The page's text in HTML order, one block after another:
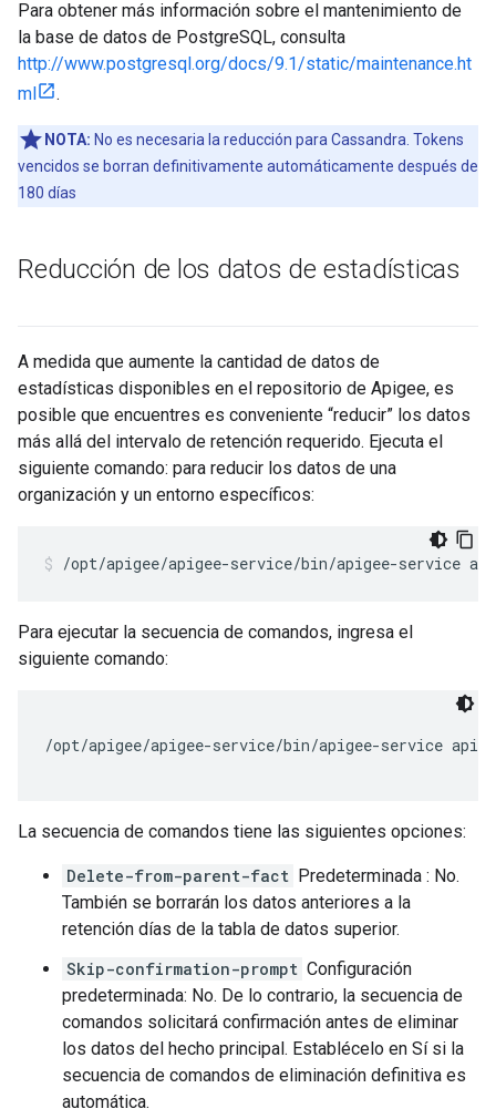
Para obtener más información sobre el mantenimiento de
la base de datos de PostgreSQL, consulta
http://www.postgresql.org/docs/9.1/static/maintenance.ht
ml
.
NOTA: No es necesaria la reducción para Cassandra. Tokens
vencidos se borran definitivamente automáticamente después de
180 días
Reducción de los datos de estadísticas
A medida que aumente la cantidad de datos de
estadísticas disponibles en el repositorio de Apigee, es
posible que encuentres es conveniente “reducir” los datos
más allá del intervalo de retención requerido. Ejecuta el
siguiente comando: para reducir los datos de una
organización y un entorno específicos:
/opt/apigee/apigee-service/bin/apigee-service
Para ejecutar la secuencia de comandos, ingresa el
siguiente comando:
/opt/apigee/apigee-service/bin/apigee-service
La secuencia de comandos tiene las siguientes opciones:
Delete-from-parent-fact Predeterminada : No.
También se borrarán los datos anteriores a la
retención días de la tabla de datos superior.
Skip-confirmation-prompt Configuración
predeterminada: No. De lo contrario, la secuencia de
comandos solicitará confirmación antes de eliminar
los datos del hecho principal. Establécelo en Sí si la
secuencia de comandos de eliminación definitiva es
automática.